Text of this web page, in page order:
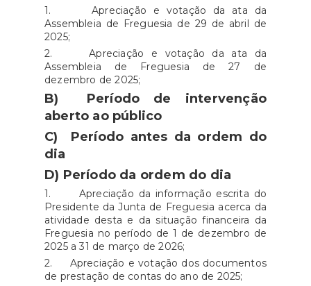
1. Apreciação e votação da ata da
Assembleia de Freguesia de 29 de abril de
2025;
2. Apreciação e votação da ata da
Assembleia de Freguesia de 27 de
dezembro de 2025;
B) Período de intervenção
aberto ao público
C) Período antes da ordem do
dia
D) Período da ordem do dia
1. Apreciação da informação escrita do
Presidente da Junta de Freguesia acerca da
atividade desta e da situação financeira da
Freguesia no período de 1 de dezembro de
2025 a 31 de março de 2026;
2. Apreciação e votação dos documentos
de prestação de contas do ano de 2025;